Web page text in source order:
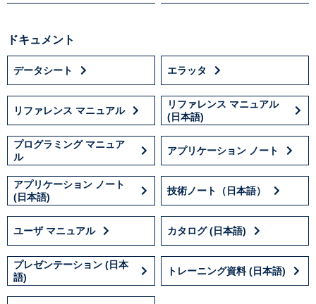
ドキュメント
データシート エラッタ
リファレンス マニュアル
リファレンス マニュアル
(日本語)
プログラミング マニュア
ル
アプリケーション ノート
アプリケーション ノート
(日本語)
技術ノート（日本語）
ユーザ マニュアル カタログ (日本語)
プレゼンテーション (日本
語)
トレーニング資料 (日本語)